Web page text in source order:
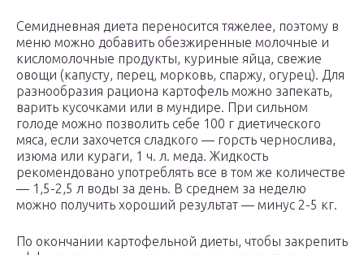
Семидневная диета переносится тяжелее, поэтому в
меню можно добавить обезжиренные молочные и
кисломолочные продукты, куриные яйца, свежие
овощи (капусту, перец, морковь, спаржу, огурец). Для
разнообразия рациона картофель можно запекать,
варить кусочками или в мундире. При сильном
голоде можно позволить себе 100 г диетического
мяса, если захочется сладкого — горсть чернослива,
изюма или кураги, 1 ч. л. меда. Жидкость
рекомендовано употреблять все в том же количестве
— 1,5-2,5 л воды за день. В среднем за неделю
можно получить хороший результат — минус 2-5 кг.
По окончании картофельной диеты, чтобы закрепить